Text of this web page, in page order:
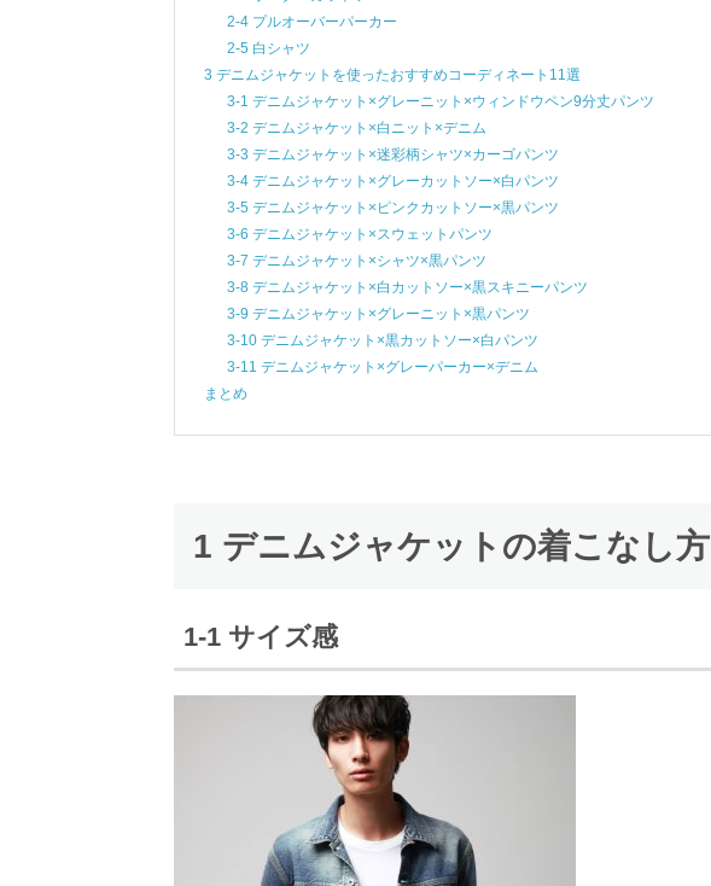
2-4 プルオーバーパーカー
2-5 白シャツ
3 デニムジャケットを使ったおすすめコーディネート11選
3-1 デニムジャケット×グレーニット×ウィンドウペン9分丈パンツ
3-2 デニムジャケット×白ニット×デニム
3-3 デニムジャケット×迷彩柄シャツ×カーゴパンツ
3-4 デニムジャケット×グレーカットソー×白パンツ
3-5 デニムジャケット×ピンクカットソー×黒パンツ
3-6 デニムジャケット×スウェットパンツ
3-7 デニムジャケット×シャツ×黒パンツ
3-8 デニムジャケット×白カットソー×黒スキニーパンツ
3-9 デニムジャケット×グレーニット×黒パンツ
3-10 デニムジャケット×黒カットソー×白パンツ
3-11 デニムジャケット×グレーパーカー×デニム
まとめ
1 デニムジャケットの着こなし方
1-1 サイズ感